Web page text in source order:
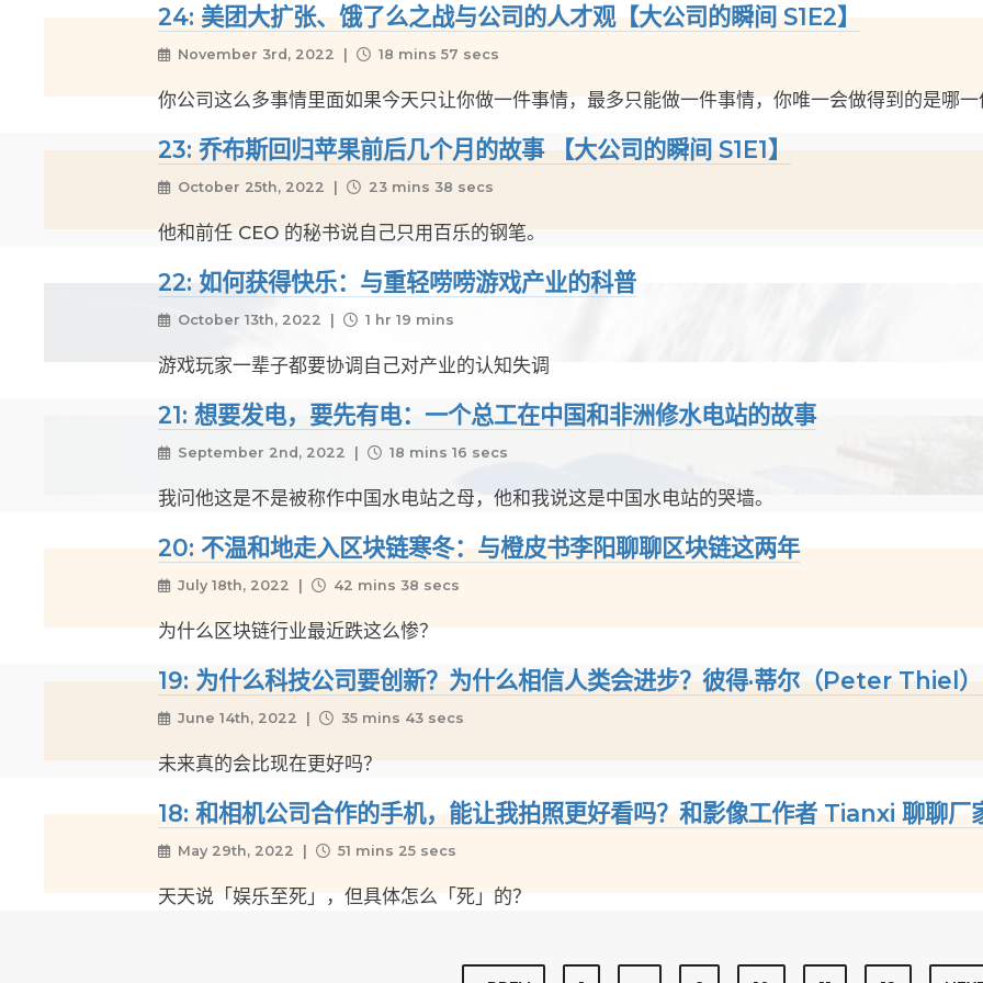
24: 美团大扩张、饿了么之战与公司的人才观【大公司的瞬间 S1E2】
November 3rd, 2022 | 18 mins 57 secs
你公司这么多事情里面如果今天只让你做一件事情，最多只能做一件事情，你唯一会做得到的是哪
23: 乔布斯回归苹果前后几个月的故事 【大公司的瞬间 S1E1】
October 25th, 2022 | 23 mins 38 secs
他和前任 CEO 的秘书说自己只用百乐的钢笔。
22: 如何获得快乐：与重轻唠唠游戏产业的科普
October 13th, 2022 | 1 hr 19 mins
游戏玩家一辈子都要协调自己对产业的认知失调
21: 想要发电，要先有电：一个总工在中国和非洲修水电站的故事
September 2nd, 2022 | 18 mins 16 secs
我问他这是不是被称作中国水电站之母，他和我说这是中国水电站的哭墙。
20: 不温和地走入区块链寒冬：与橙皮书李阳聊聊区块链这两年
July 18th, 2022 | 42 mins 38 secs
为什么区块链行业最近跌这么惨？
19: 为什么科技公司要创新？为什么相信人类会进步？彼得·蒂尔（Peter Thiel
June 14th, 2022 | 35 mins 43 secs
未来真的会比现在更好吗？
18: 和相机公司合作的手机，能让我拍照更好看吗？和影像工作者 Tianxi 聊聊厂
May 29th, 2022 | 51 mins 25 secs
天天说「娱乐至死」，但具体怎么「死」的？